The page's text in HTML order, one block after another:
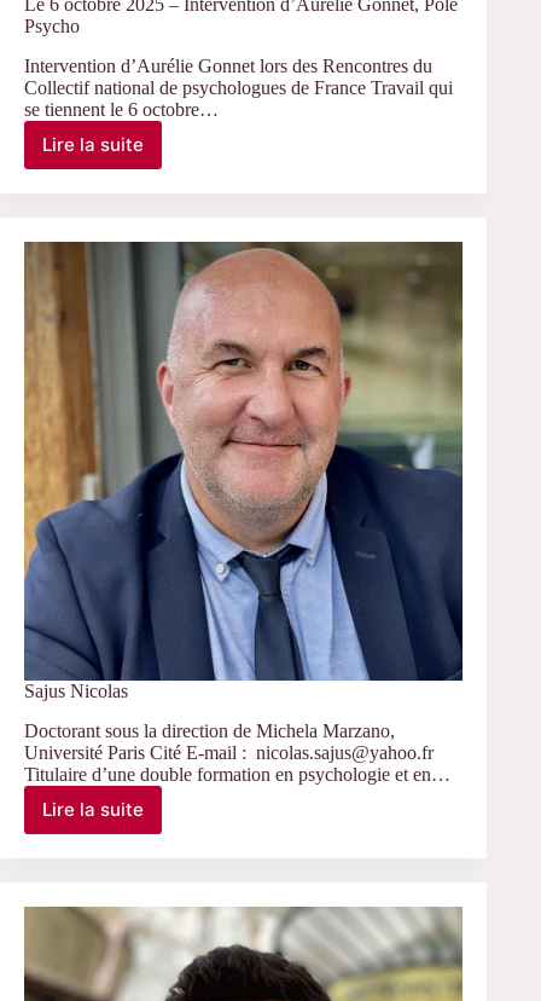
Le 6 octobre 2025 – Intervention d’Aurélie Gonnet, Pôle
Psycho
Intervention d’Aurélie Gonnet lors des Rencontres du
Collectif national de psychologues de France Travail qui
se tiennent le 6 octobre…
Lire la suite
Le
–
Intervention
d’Aurélie
Psycho
Sajus Nicolas
Doctorant sous la direction de Michela Marzano,
Université Paris Cité E-mail : nicolas.sajus@yahoo.fr
Titulaire d’une double formation en psychologie et en…
Lire la suite
Sajus